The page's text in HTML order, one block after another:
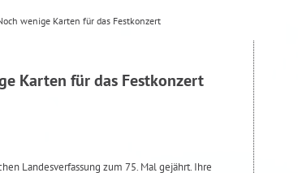
wenige Karten für das Festkonzert
Karten für das Festkonzert
Landesverfassung zum 75. Mal gejährt. Ihre